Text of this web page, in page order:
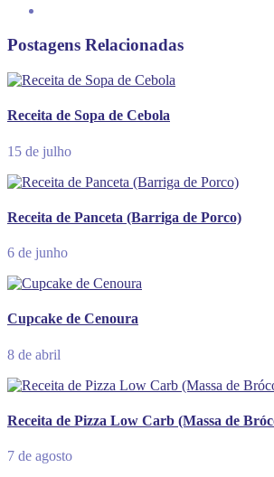
Postagens Relacionadas
Receita de Sopa de Cebola
15 de julho
Receita de Panceta (Barriga de Porco)
6 de junho
Cupcake de Cenoura
8 de abril
Receita de Pizza Low Carb (Massa de
7 de agosto